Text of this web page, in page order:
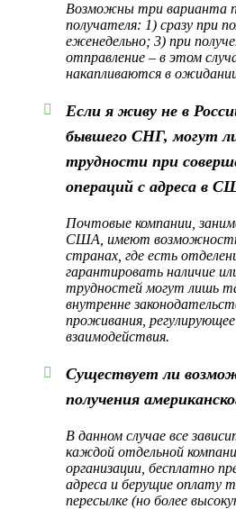
Возможны три варианта
получателя: 1) сразу при
еженедельно; 3) при
отправление – в этом
накапливаются в
Если я живу не в
бывшего СНГ, могут
трудности при
операций с адреса в
Почтовые компании,
США, имеют возможность
странах, где есть
гарантировать наличие
трудностей могут лишь
внутренне
проживания,
взаимодействия.
Существует ли
получения
В данном случае все
каждой отдельной
организации, бесплатно
адреса и берущие оплату
пересылке (но более